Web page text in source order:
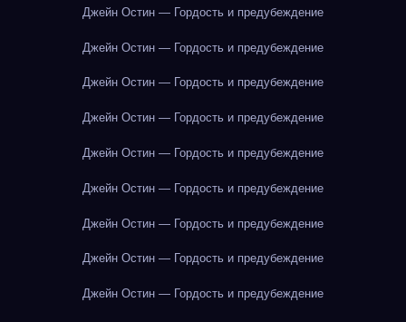
Джейн Остин — Гордость и предубеждение
Джейн Остин — Гордость и предубеждение
Джейн Остин — Гордость и предубеждение
Джейн Остин — Гордость и предубеждение
Джейн Остин — Гордость и предубеждение
Джейн Остин — Гордость и предубеждение
Джейн Остин — Гордость и предубеждение
Джейн Остин — Гордость и предубеждение
Джейн Остин — Гордость и предубеждение